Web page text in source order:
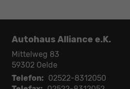
Autohaus Alliance e.K.
Mittelweg 83
59302 Oelde
Telefon: 02522-8312050